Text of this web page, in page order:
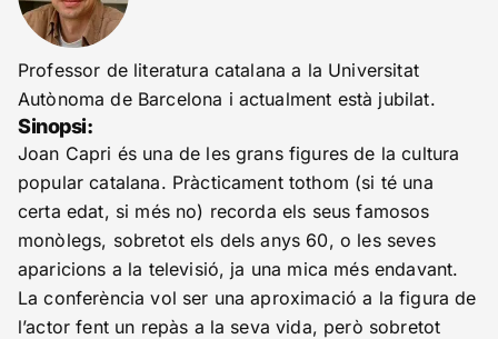
Professor de literatura catalana a la Universitat
Autònoma de Barcelona i actualment està jubilat.
Sinopsi:
Joan Capri és una de les grans figures de la cultura
popular catalana. Pràcticament tothom (si té una
certa edat, si més no) recorda els seus famosos
monòlegs, sobretot els dels anys 60, o les seves
aparicions a la televisió, ja una mica més endavant.
La conferència vol ser una aproximació a la figura de
l’actor fent un repàs a la seva vida, però sobretot